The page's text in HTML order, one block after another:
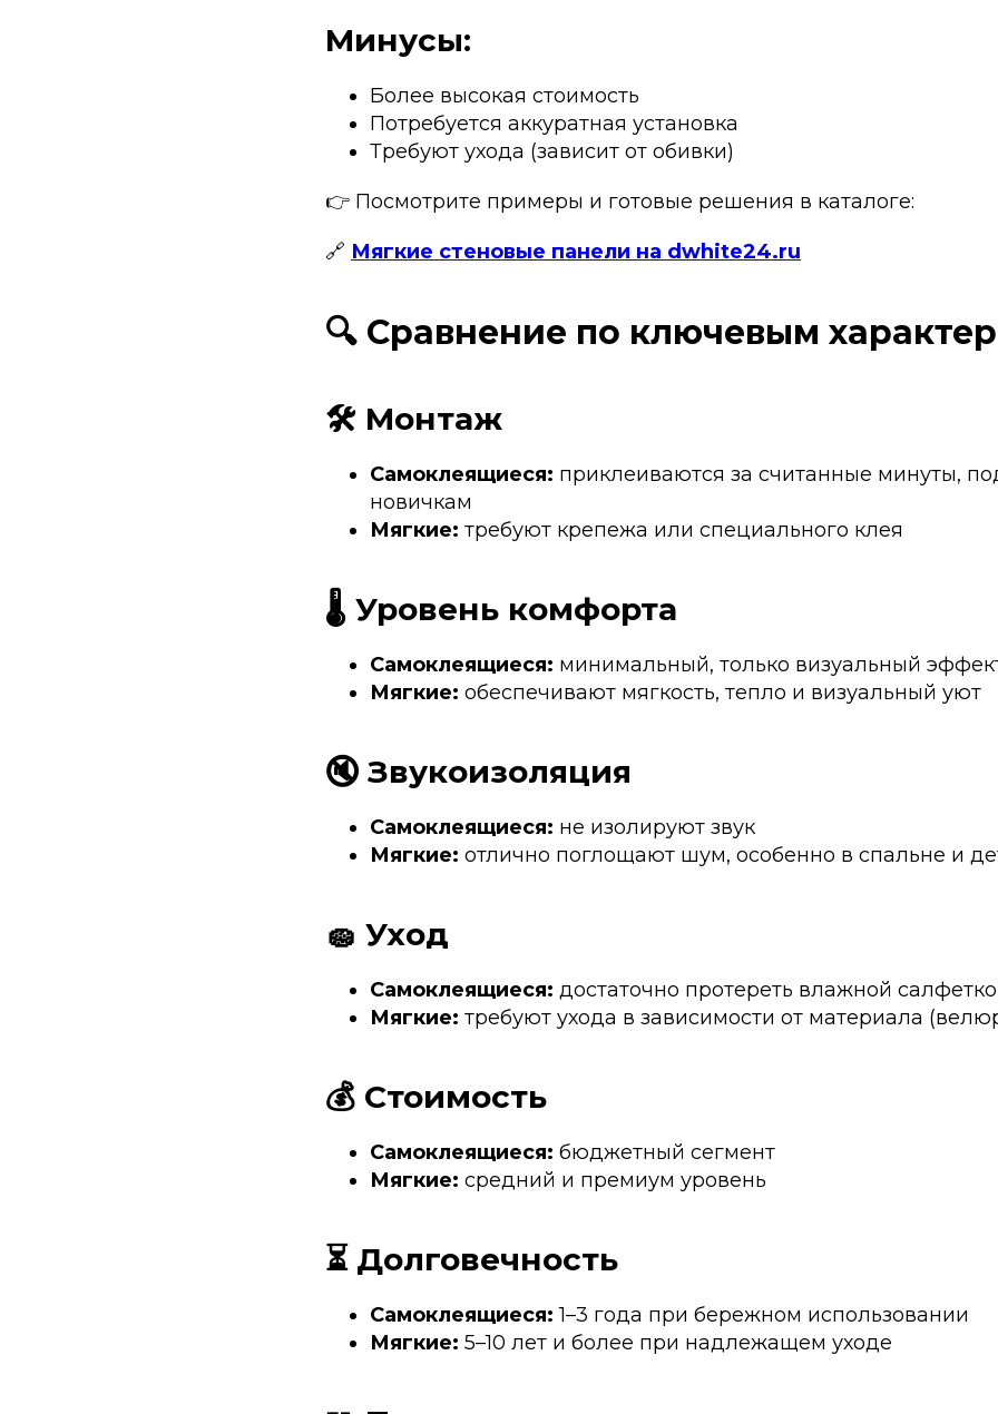
Минусы:
Более высокая стоимость
Потребуется аккуратная установка
Требуют ухода (зависит от обивки)
👉 Посмотрите примеры и готовые решения в каталоге:
🔗 Мягкие стеновые панели на dwhite24.ru
🔍 Сравнение по ключевым
🛠️ Монтаж
Самоклеящиеся: приклеиваются за считанные минуты,
новичкам
Мягкие: требуют крепежа или специального клея
🌡️ Уровень комфорта
Самоклеящиеся: минимальный, только визуальный
Мягкие: обеспечивают мягкость, тепло и визуальный уют
🔇 Звукоизоляция
Самоклеящиеся: не изолируют звук
Мягкие: отлично поглощают шум, особенно в спальне и
🧽 Уход
Самоклеящиеся: достаточно протереть влажной
Мягкие: требуют ухода в зависимости от материала
💰 Стоимость
Самоклеящиеся: бюджетный сегмент
Мягкие: средний и премиум уровень
⏳ Долговечность
Самоклеящиеся: 1–3 года при бережном использовании
Мягкие: 5–10 лет и более при надлежащем уходе